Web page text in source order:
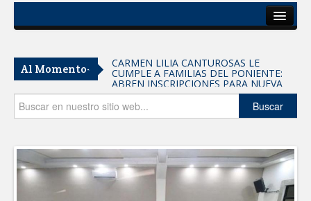
Del Estado
Secciones
Opinión
Al Momento- CARMEN LILIA CANTUROSAS LE
CUMPLE A FAMILIAS DEL PONIENTE:
ABREN INSCRIPCIONES PARA NUEVA
PRIMARIA EN EL PROGRESO
Entrega SEBIEN paquetes alimentarios
en Tampico
FORTALECE IMJUVE SALUD MENTAL DE
JÓVENES CON TERAPIAS PSICOLÓGICAS
GRATUITAS
Llama Carlos Peña Ortiz a realizar
investigación en tema de la refinería
Buscar